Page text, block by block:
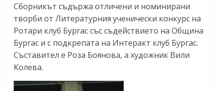
Сборникът съдържа отличени и номинирани
творби от Литературния ученически конкурс на
Ротари клуб Бургас със съдействието на Община
Бургас и с подкрепата на Интеракт клуб Бургас.
Съставител е Роза Боянова, а художник Вили
Колева.